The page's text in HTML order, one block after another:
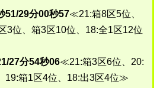
51/29分00秒57≪21:箱8区5位、
3位、箱3区10位、18:全1区12位
27分54秒06≪21:箱3区6位、20:
19:箱1区4位、18:出3区4位≫